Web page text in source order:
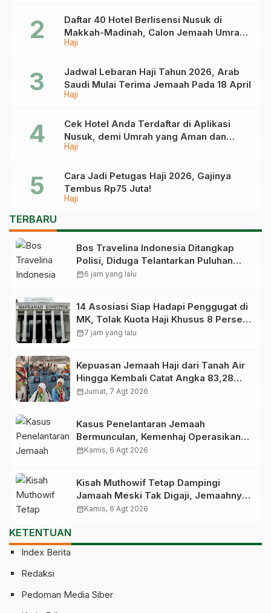
Haji
Daftar 40 Hotel Berlisensi Nusuk di
Makkah-Madinah, Calon Jemaah Umrah
Cek di Sini
Haji
Jadwal Lebaran Haji Tahun 2026, Arab
Saudi Mulai Terima Jemaah Pada 18 April
Haji
Cek Hotel Anda Terdaftar di Aplikasi
Nusuk, demi Umrah yang Aman dan
Tidak Dimanipulasi
Haji
Cara Jadi Petugas Haji 2026, Gajinya
Tembus Rp75 Juta!
TERBARU
Bos Travelina Indonesia Ditangkap
Polisi, Diduga Telantarkan Puluhan
Jemaah Umrah Asal Sultra
calendar_month6 jam yang lalu
14 Asosiasi Siap Hadapi Penggugat di
MK, Tolak Kuota Haji Khusus 8 Persen
Dihapus
calendar_month7 jam yang lalu
Kepuasan Jemaah Haji dari Tanah Air
Hingga Kembali Catat Angka 83,28
Persen
calendar_monthJumat, 7 Agt 2026
Kasus Penelantaran Jemaah
Bermunculan, Kemenhaj Operasikan
Posko Pengawasan di Bandara
calendar_monthKamis, 6 Agt 2026
Kisah Muthowif Tetap Dampingi
Jamaah Meski Tak Digaji, Jemaahnya
Korban Penelantaran Pihak Travel
calendar_monthKamis, 6 Agt 2026
KETENTUAN
Index Berita
Redaksi
Pedoman Media Siber